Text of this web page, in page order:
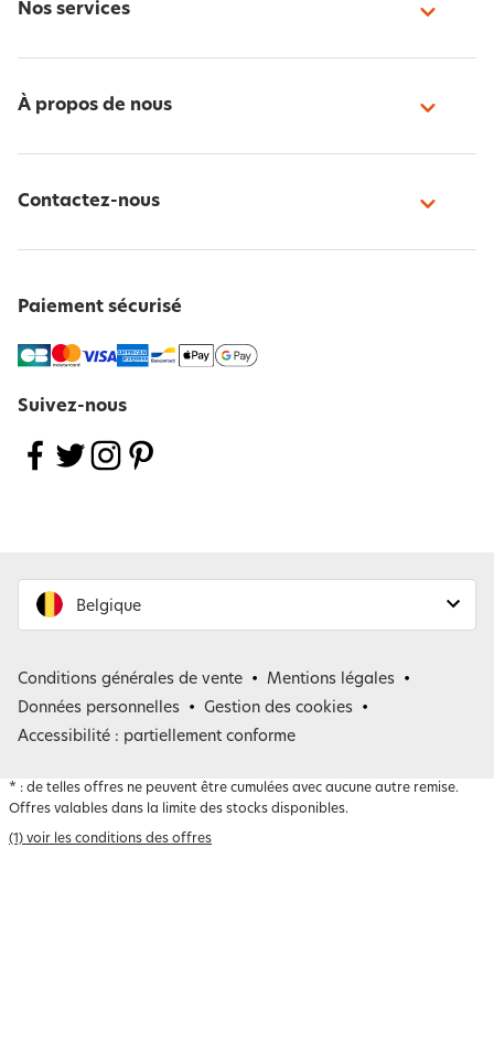
Nos services
À propos de nous
Contactez-nous
Paiement sécurisé
Suivez-nous
Belgique
Belgique
Conditions générales de vente
Mentions légales
Données personnelles
Gestion des cookies
Accessibilité : partiellement conforme
* : de telles offres ne peuvent être cumulées avec aucune autre remise.
Offres valables dans la limite des stocks disponibles.
(1) voir les conditions des offres